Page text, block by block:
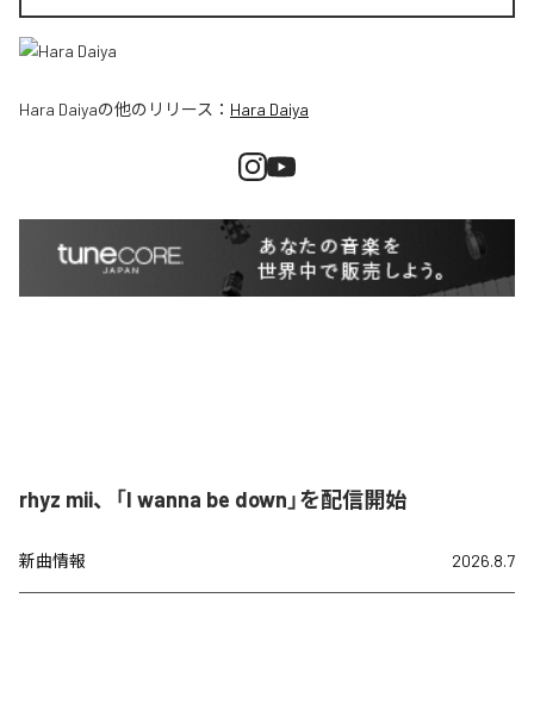
Hara Daiyaの他のリリース： Hara Daiya
rhyz mii、「I wanna be down」を配信開始
新曲情報 2026.8.7